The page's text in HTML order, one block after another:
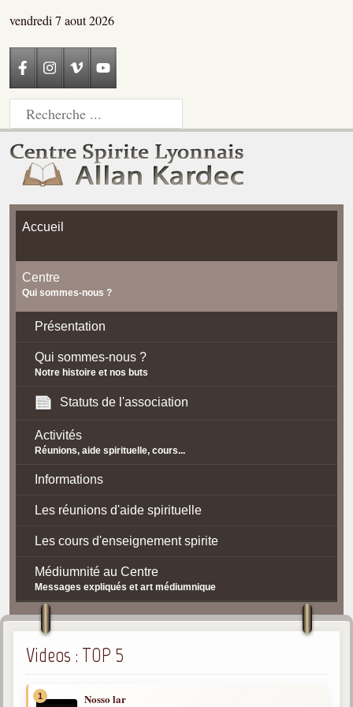
vendredi 7 aout 2026
Accueil
Centre
Qui sommes-nous ?
Présentation
Qui sommes-nous ?
Notre histoire et nos buts
Statuts de l'association
Activités
Réunions, aide spirituelle, cours...
Informations
Les réunions d'aide spirituelle
Les cours d'enseignement spirite
Médiumnité au Centre
Messages expliqués et art médiumnique
Contact / Accès
Plan d'accès
Spiritisme
La doctrine Spirite
Videos : TOP 5
1 Nosso lar